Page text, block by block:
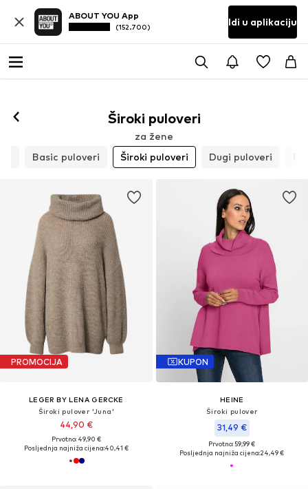
ABOUT YOU App
(152.700) Idi u aplikaciju
Široki puloveri
za žene
Basic puloveri Široki puloveri Dugi puloveri
PROMOCIJA
LEGER BY LENA GERCKE
Široki pulover 'Juna'
44,90 €
Prvotno: 49,90 €
Posljednja najniža cijena:40,41 €
KUPON
HEINE
Široki pulover
31,49 €
Prvotno: 59,99 €
Posljednja najniža cijena:24,49 €